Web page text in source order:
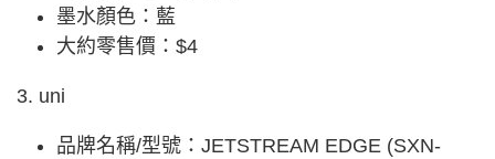
墨水顏色：藍
大約零售價：$4
3. uni
品牌名稱/型號：JETSTREAM EDGE (SXN-